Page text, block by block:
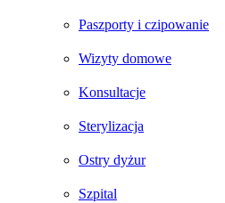
Paszporty i czipowanie
Wizyty domowe
Konsultacje
Sterylizacja
Ostry dyżur
Szpital